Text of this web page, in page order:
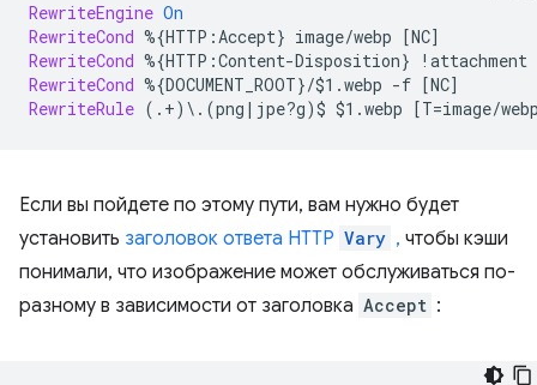
RewriteEngine On
RewriteCond %{HTTP:Accept} image/webp
RewriteCond %{HTTP:Content-Disposition}
!attachment
RewriteCond %{DOCUMENT_ROOT}/$1.webp -f
RewriteRule (.+)\.(png|jpe?g)$ $1.webp
Если вы пойдете по этому пути, вам нужно будет
установить заголовок ответа HTTP Vary , чтобы кэши
понимали, что изображение может обслуживаться по-
разному в зависимости от заголовка Accept :